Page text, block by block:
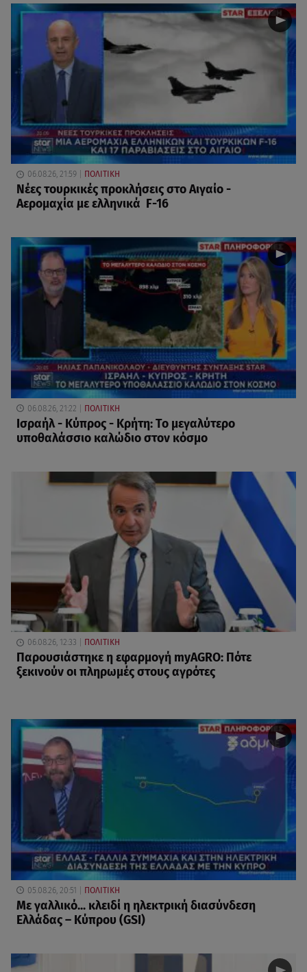
06.08.26, 21:59 ΠΟΛΙΤΙΚΗ
Νέες τουρκικές προκλήσεις στο Αιγαίο -
Αερομαχία με ελληνικά F-16
06.08.26, 21:22 ΠΟΛΙΤΙΚΗ
Ισραήλ - Κύπρος - Κρήτη: Το μεγαλύτερο
υποθαλάσσιο καλώδιο στον κόσμο
06.08.26, 12:33 ΠΟΛΙΤΙΚΗ
Παρουσιάστηκε η εφαρμογή myAGRO: Πότε
ξεκινούν οι πληρωμές στους αγρότες
05.08.26, 20:51 ΠΟΛΙΤΙΚΗ
Με γαλλικό... κλειδί η ηλεκτρική διασύνδεση
Ελλάδας – Κύπρου (GSI)